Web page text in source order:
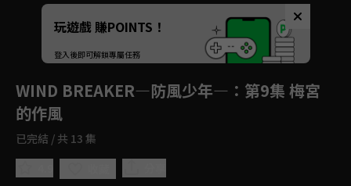
Unmute
如有不便請見諒
玩遊戲 賺POINTS！
登入後即可解鎖專屬任務
WIND BREAKER—防風少年— ：第9集 梅宮
的作風
已完結 / 共 13 集